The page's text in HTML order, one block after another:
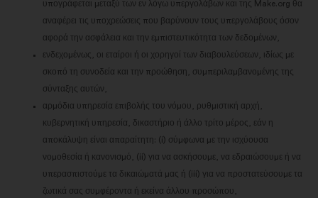
υπογράφεται μεταξύ των εν λόγω υπεργολάβων και της Make.org θα
αναφέρει τις υποχρεώσεις που βαρύνουν τους υπεργολάβους όσον
αφορά την ασφάλεια και την εμπιστευτικότητα των δεδομένων,
ενδεχομένως, οι εταίροι ή οι χορηγοί των διαβουλεύσεων, ιδίως με
σκοπό τη συνοδεία και την προώθηση, συμπεριλαμβανομένης της
σύνταξης αυτών,
αρμόδια υπηρεσία επιβολής του νόμου, ρυθμιστική αρχή,
κυβερνητική υπηρεσία, δικαστήριο ή άλλο τρίτο μέρος, εάν η
αποκάλυψη είναι απαραίτητη: (i) σύμφωνα με την ισχύουσα
νομοθεσία ή κανονισμό, (ii) για να ασκήσουμε, να εδραιώσουμε ή να
υπερασπιστούμε τα δικαιώματά μας ή (iii) για να προστατεύσουμε τα
ζωτικά σας συμφέροντα ή εκείνα άλλου προσώπου,